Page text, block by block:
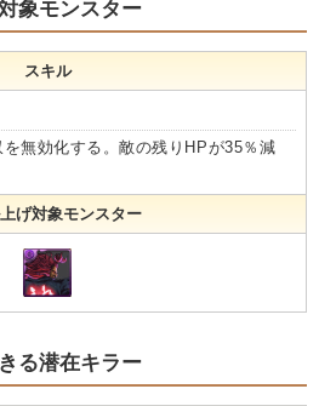
象モンスター
スキル
無効化する。敵の残りHPが35％減
げ対象モンスター
る潜在キラー